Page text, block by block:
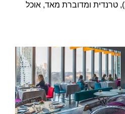
חדשה (נפתחה במרץ 2013), טרנדית ומדוברת מאד, אוכל